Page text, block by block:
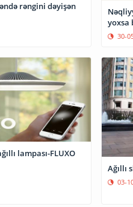
rəngini dəyişən
yoxsa
30-
lampası-FLUXO
Ağıllı
03-